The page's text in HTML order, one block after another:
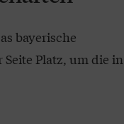
bayerische
Platz, um die in